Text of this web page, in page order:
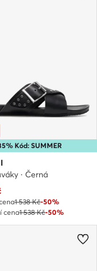
Kód: SUMMER
· Černá
cena
1 538 Kč-50%
cena1 538 Kč-50%